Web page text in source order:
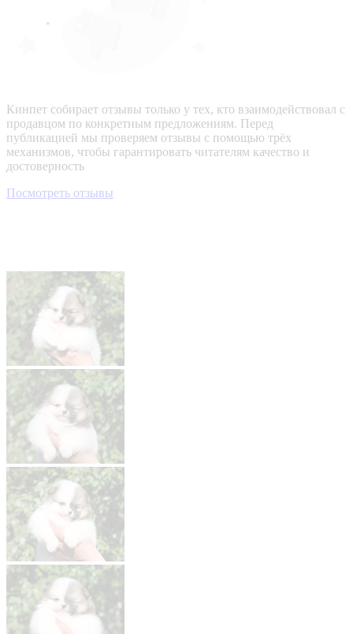
Кинпет собирает отзывы только у тех, кто взаимодействовал с
продавцом по конкретным предложениям. Перед
публикацией мы проверяем отзывы с помощью трёх
механизмов, чтобы гарантировать читателям качество и
достоверность
Посмотреть отзывы